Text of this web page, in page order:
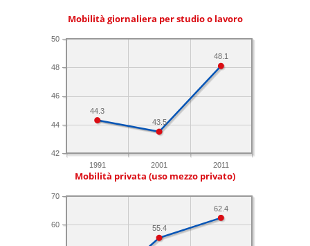
Mobilità giornaliera per studio o lavoro
1991 2001 2011
42
44
46
48
50
48.1
43.5
44.3
Mobilità privata (uso mezzo privato)
60
70
62.4
55.4